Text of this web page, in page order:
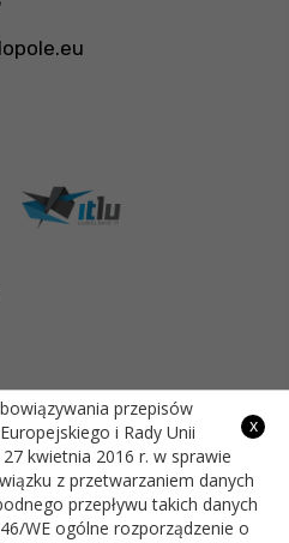
x
przepisów
i Rady Unii
kwietnia 2016 r. w sprawie
z przetwarzaniem danych
przepływu takich danych
WE ogólne rozporządzenie o